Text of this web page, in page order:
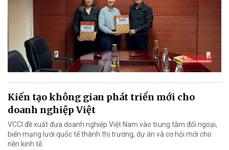
Kiến tạo không gian phát triển mới cho
doanh nghiệp Việt
VCCI đề xuất đưa doanh nghiệp Việt Nam vào trung tâm đối ngoại,
biến mạng lưới quốc tế thành thị trường, dự án và cơ hội mới cho
nền kinh tế.